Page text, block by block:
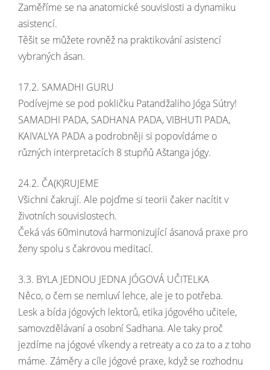
Zaměříme se na anatomické souvislosti a dynamiku
asistencí.
Těšit se můžete rovněž na praktikování asistencí
vybraných ásan.
17.2. SAMADHI GURU
Podívejme se pod pokličku Patandžaliho Jóga Sútry!
SAMADHI PADA, SADHANA PADA, VIBHUTI PADA,
KAIVALYA PADA a podrobněji si popovídáme o
různých interpretacích 8 stupňů Aštanga jógy.
24.2. ČA(K)RUJEME
Všichni čakrují. Ale pojďme si teorii čaker nacítit v
životních souvislostech.
Čeká vás 60minutová harmonizující ásanová praxe pro
ženy spolu s čakrovou meditací.
3.3. BYLA JEDNOU JEDNA JÓGOVÁ UČITELKA
Něco, o čem se nemluví lehce, ale je to potřeba.
Lesk a bída jógových lektorů, etika jógového učitele,
samovzdělávaní a osobní Sadhana. Ale taky proč
jezdíme na jógové víkendy a retreaty a co za to a z toho
máme. Záměry a cíle jógové praxe, když se rozhodnu